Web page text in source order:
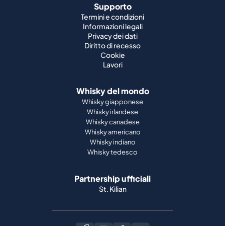
Supporto
Termini e condizioni
Informazioni legali
Privacy dei dati
Diritto di recesso
Cookie
Lavori
Whisky del mondo
Whisky giapponese
Whisky irlandese
Whisky canadese
Whisky americano
Whisky indiano
Whisky tedesco
Partnership ufficiali
St. Kilian